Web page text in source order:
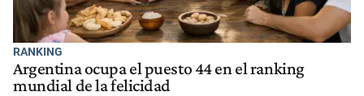
RANKING
Argentina ocupa el puesto 44 en el ranking
mundial de la felicidad